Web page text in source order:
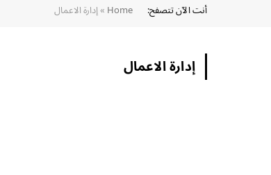
أنت الآن تتصفح: Home
»إدارة الاعمال
إدارة الاعمال